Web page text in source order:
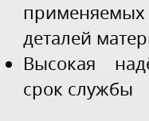
деталей
Высокая
срок службы